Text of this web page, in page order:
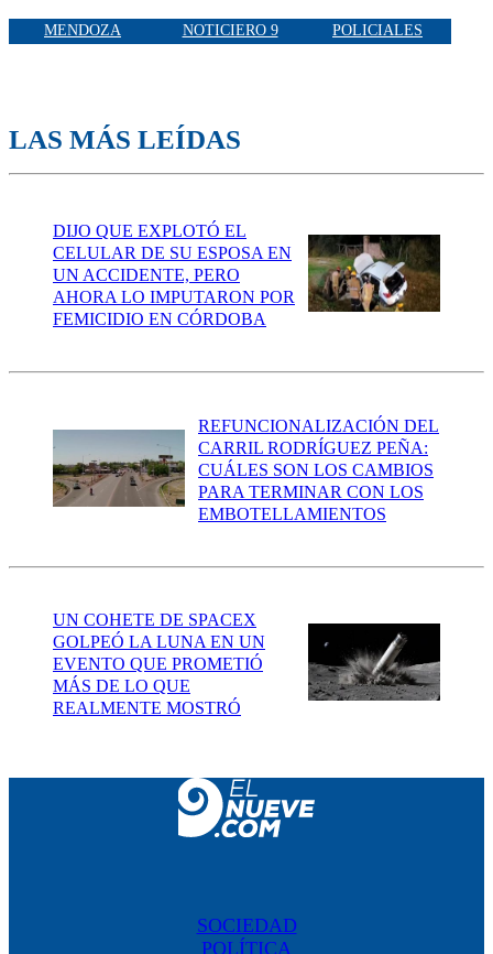
MENDOZA NOTICIERO 9 POLICIALES
LAS MÁS LEÍDAS
DIJO QUE EXPLOTÓ EL
CELULAR DE SU ESPOSA EN
UN ACCIDENTE, PERO
AHORA LO IMPUTARON POR
FEMICIDIO EN CÓRDOBA
REFUNCIONALIZACIÓN DEL
CARRIL RODRÍGUEZ PEÑA:
CUÁLES SON LOS CAMBIOS
PARA TERMINAR CON LOS
EMBOTELLAMIENTOS
UN COHETE DE SPACEX
GOLPEÓ LA LUNA EN UN
EVENTO QUE PROMETIÓ
MÁS DE LO QUE
REALMENTE MOSTRÓ
SOCIEDAD
POLÍTICA